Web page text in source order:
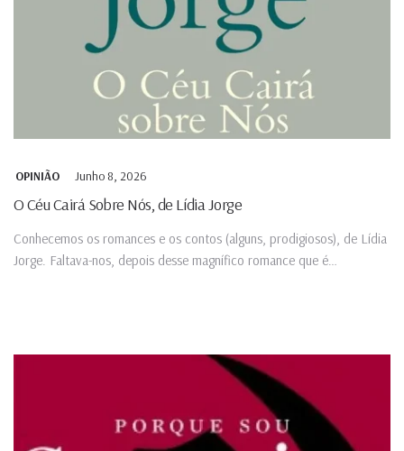
OPINIÃO Junho 8, 2026
O Céu Cairá Sobre Nós, de Lídia Jorge
Conhecemos os romances e os contos (alguns, prodigiosos), de Lídia
Jorge. Faltava-nos, depois desse magnífico romance que é